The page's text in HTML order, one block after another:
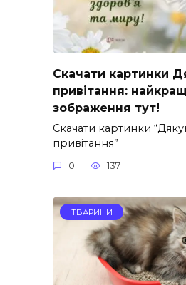
Скачати картинки
привітання:
зображення тут!
Скачати картинки
привітання”
0 137
ТВАРИНИ